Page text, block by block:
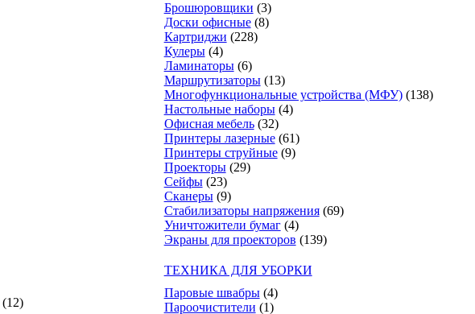
(12)
Брошюровщики (3)
Доски офисные (8)
Картриджи (228)
Кулеры (4)
Ламинаторы (6)
Маршрутизаторы (13)
Многофункциональные устройства (МФУ) (138)
Настольные наборы (4)
Офисная мебель (32)
Принтеры лазерные (61)
Принтеры струйные (9)
Проекторы (29)
Сейфы (23)
Сканеры (9)
Стабилизаторы напряжения (69)
Уничтожители бумаг (4)
Экраны для проекторов (139)
ТЕХНИКА ДЛЯ УБОРКИ
Паровые швабры (4)
Пароочистители (1)